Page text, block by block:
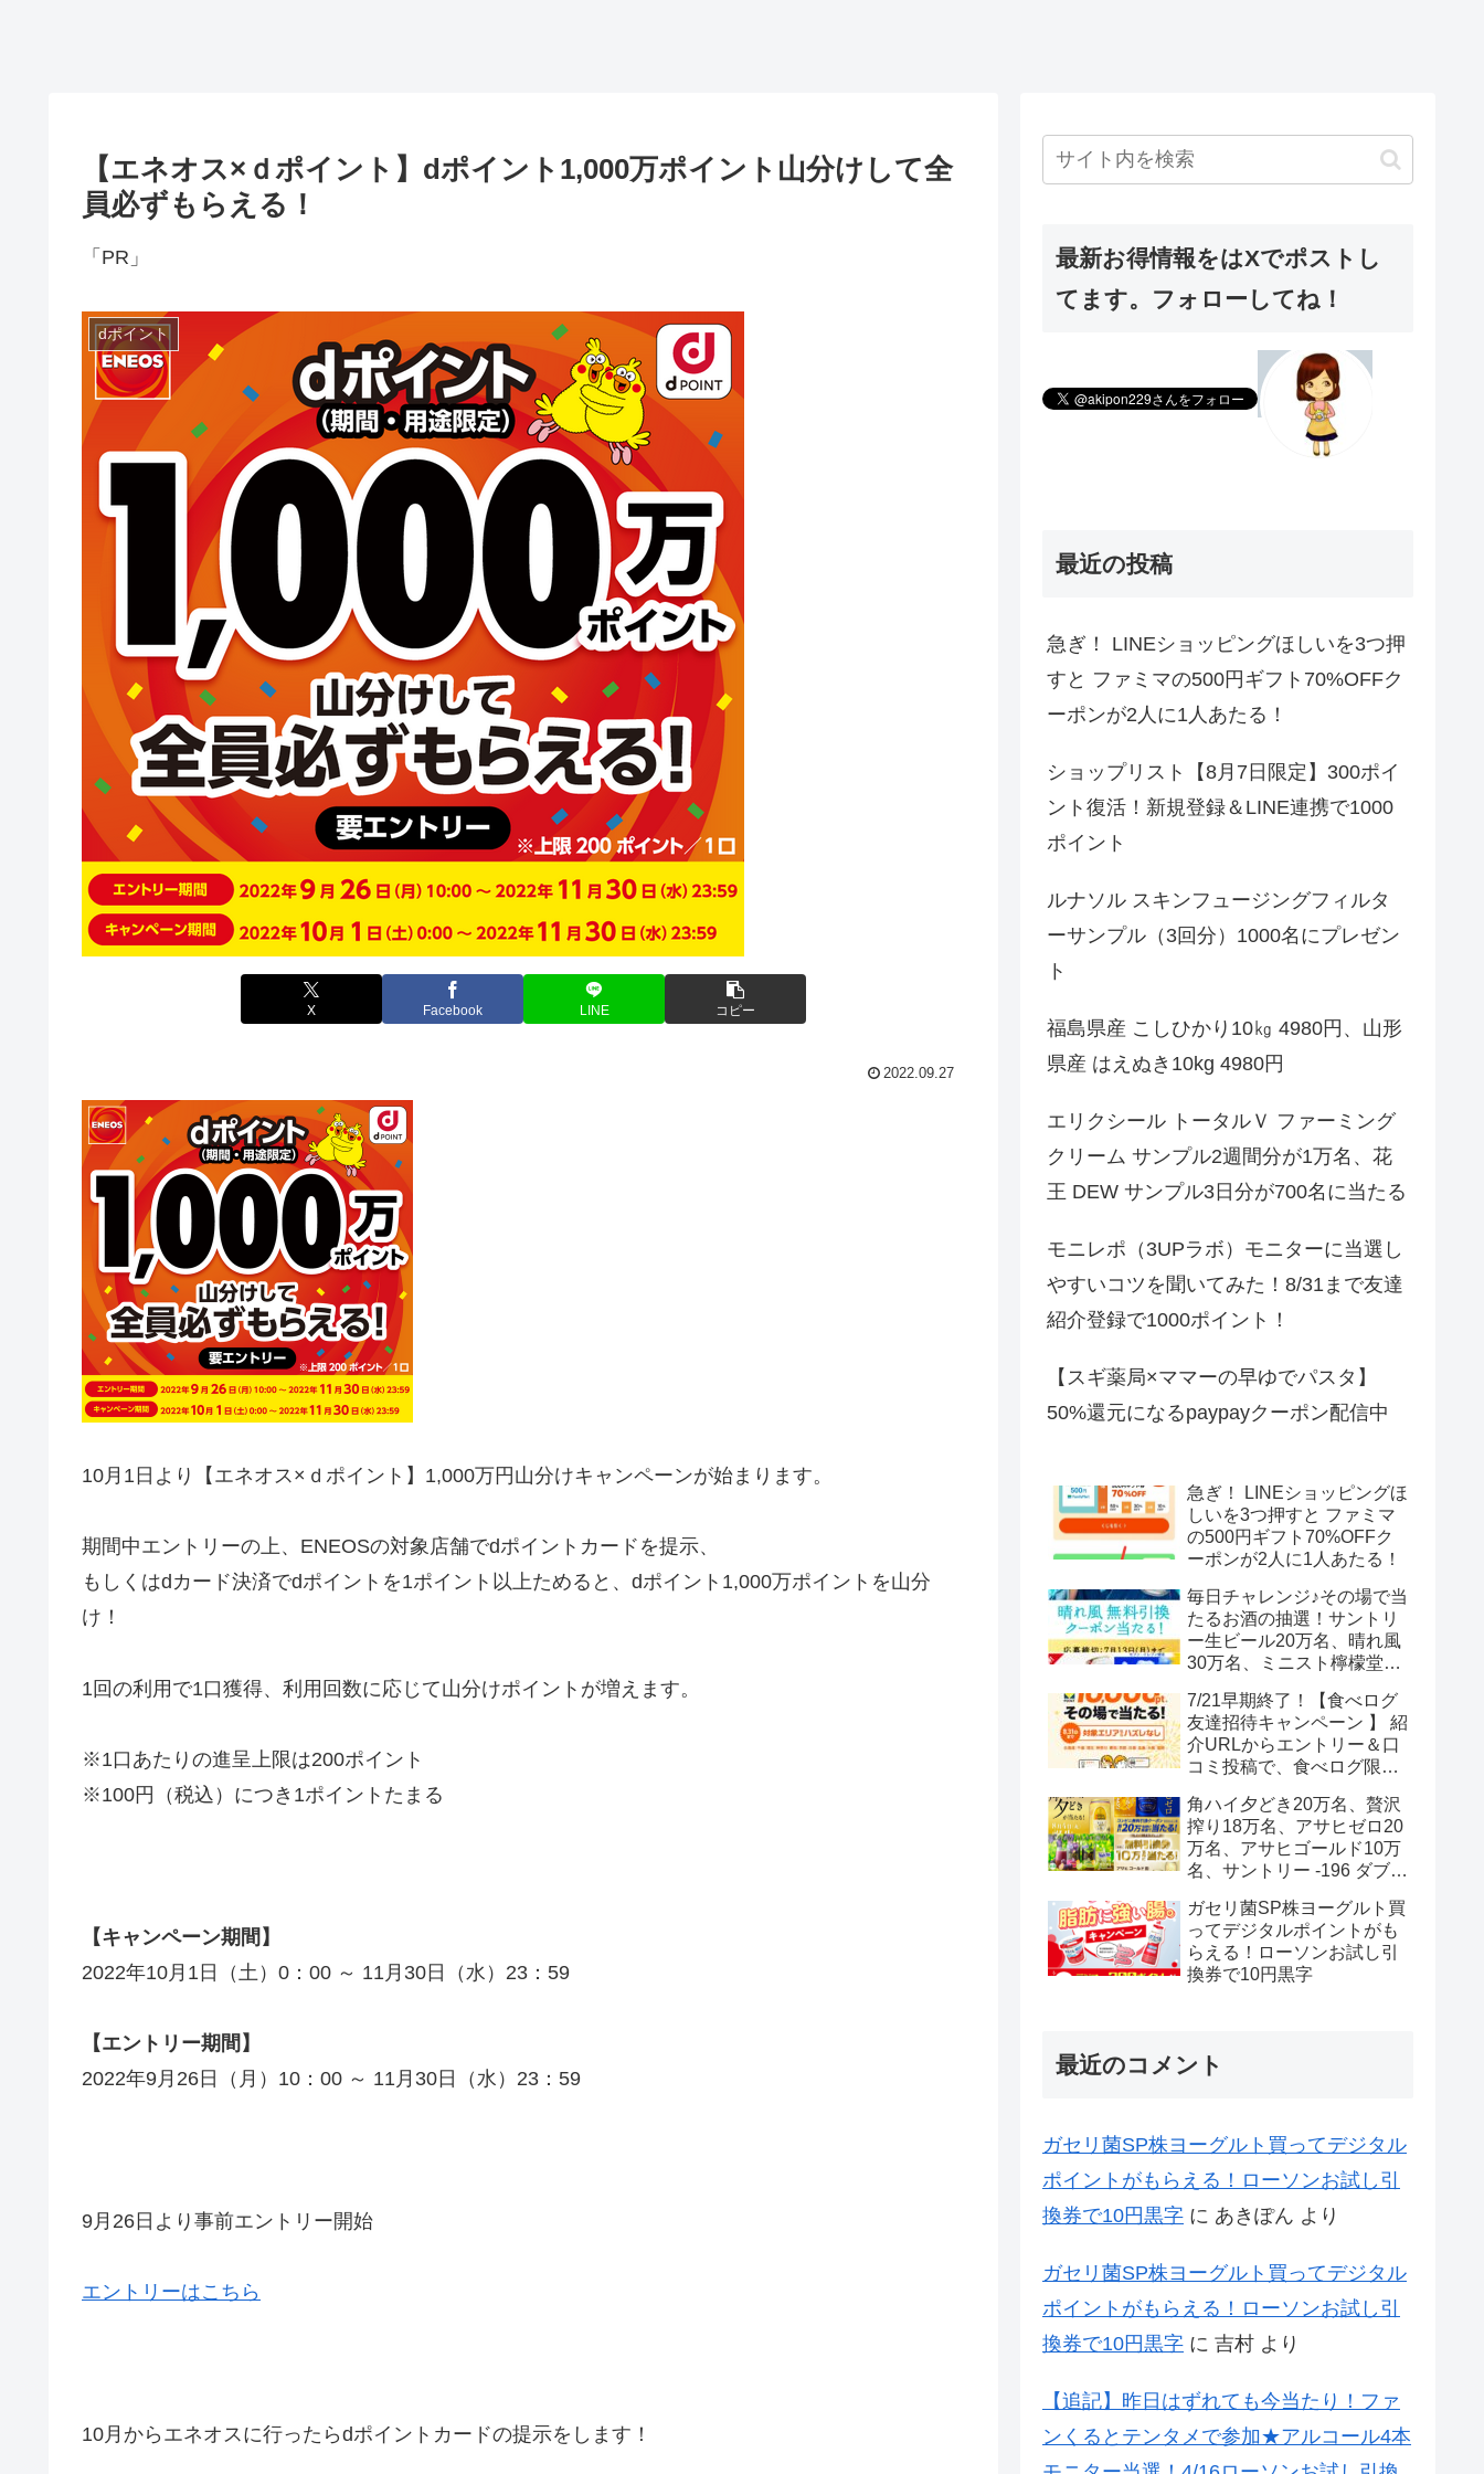
【エネオス×ｄポイント】dポイント1,000万ポイント山分けして全
員必ずもらえる！
「PR」
dポイント
X Facebook LINE コピー
2022.09.27
10月1日より【エネオス×ｄポイント】 1,000万円山分けキャンペーンが始まります。
期間中エントリーの上、ENEOSの対象店舗でdポイントカードを提示、
もしくはdカード決済でdポイントを1ポイント以上ためると、dポイント1,000万ポイントを山分
け！
1回の利用で1口獲得、利用回数に応じて山分けポイントが増えます。
※1口あたりの進呈上限は200ポイント
※100円（税込）につき1ポイントたまる
【キャンペーン期間】
2022年10月1日（土）0：00 ～ 11月30日（水）23：59
【エントリー期間】
2022年9月26日（月）10：00 ～ 11月30日（水）23：59
9月26日より事前エントリー開始
エントリーはこちら
10月からエネオスに行ったらdポイント カードの提示をします！
最新お得情報をはXでポストし
てます。フォローしてね！
最近の投稿
急ぎ！ LINEショッピングほしいを3つ押
すと ファミマの500円ギフト70%OFFク
ーポンが2人に1人あたる！
ショップリスト【8月7日限定】300ポイ
ント復活！新規登録＆LINE連携で1000
ポイント
ルナソル スキンフュージングフィルタ
ーサンプル（3回分）1000名にプレゼン
ト
福島県産 こしひかり10㎏ 4980円、山形
県産 はえぬき10kg 4980円
エリクシール トータルＶ ファーミング
クリーム サンプル2週間分が1万名、花
王 DEW サンプル3日分が700名に当たる
モニレポ（3UPラボ）モニターに当選し
やすいコツを聞いてみた！8/31まで友達
紹介登録で1000ポイント！
【スギ薬局×ママーの早ゆでパスタ】
50%還元になるpaypayクーポン配信中
急ぎ！ LINEショッピングほ
しいを3つ押すと ファミマ
の500円ギフト70%OFFク
ーポンが2人に1人あたる！
毎日チャレンジ♪その場で当
たるお酒の抽選！サントリ
ー生ビール20万名、晴れ風
30万名、ミニスト檸檬堂2
ボール12.3万名
7/21早期終了！【食べログ
友達招待キャンペーン 】 紹
介URLからエントリー＆口
コミ投稿で、食べログ限定
トがもらえる
角ハイ夕どき20万名、贅沢
搾り18万名、アサヒゼロ20
万名、アサヒゴールド10万
名、サントリー -196 ダブル
ガセリ菌SP株ヨーグルト買
ってデジタルポイントがも
らえる！ローソンお試し引
換券で10円黒字
最近のコメント
ガセリ菌SP株ヨーグルト買ってデジタル
ポイントがもらえる！ローソンお試し引
換券で10円黒字 に あきぽん より
ガセリ菌SP株ヨーグルト買ってデジタル
ポイントがもらえる！ローソンお試し引
換券で10円黒字 に 吉村 より
【追記】昨日はずれても今当たり！ファ
ンくるとテンタメで参加★アルコール4本